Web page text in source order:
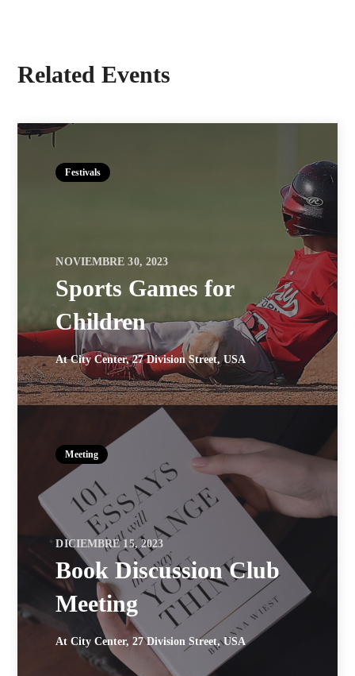
Related Events
Festivals
NOVIEMBRE 30, 2023
Sports Games for
Children
At City Center, 27 Division Street, USA
Meeting
DICIEMBRE 15, 2023
Book Discussion Club
Meeting
At City Center, 27 Division Street, USA